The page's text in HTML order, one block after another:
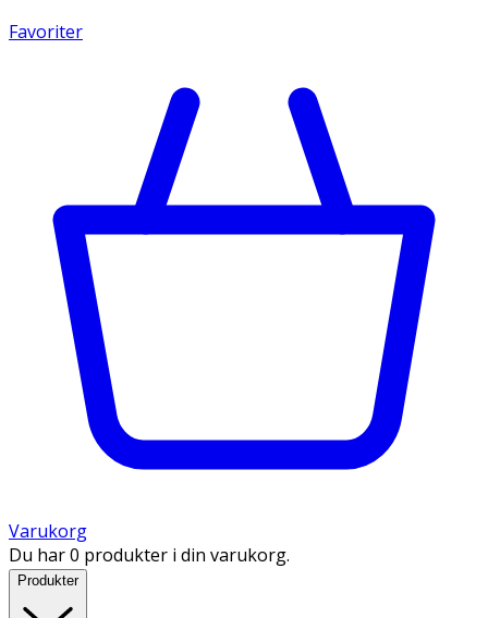
Favoriter
Varukorg
Du har 0 produkter i din varukorg.
Produkter